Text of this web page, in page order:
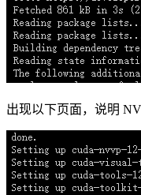
出现以下页面，说明